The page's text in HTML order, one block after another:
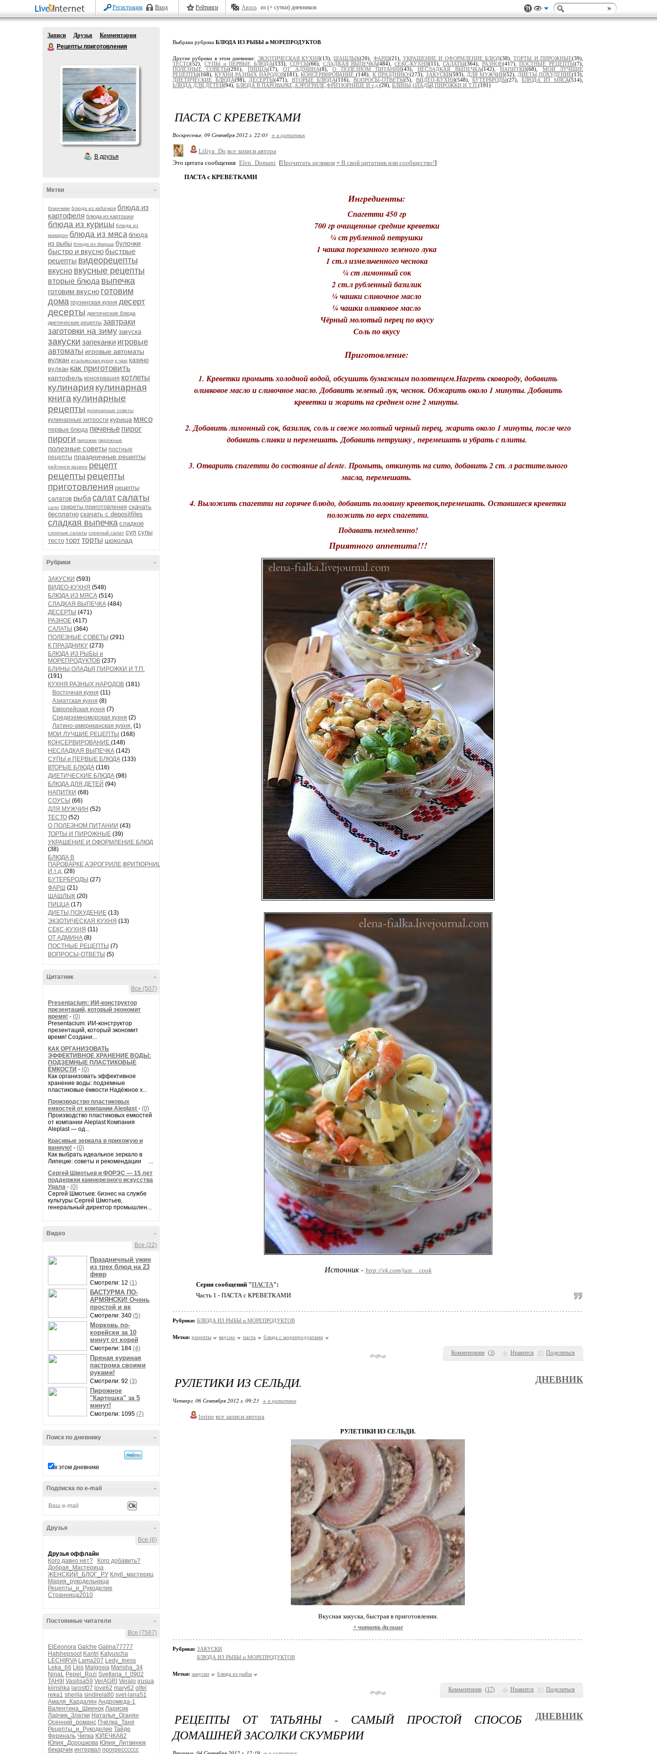
Регистрация Вход Рейтинги Авось из (+ сутки) дневников
Записи Друзья
Комментарии
Рецепты приготовления
В друзья
-
Метки
блинчики блюда из кабачков блюда из
картофеля блюда из картошки
блюда из курицы блюда из
макарон блюда из мяса блюда
из рыбы блюда из фарша булочки
быстро и вкусно быстрые
рецепты видеорецепты
вкусно вкусные рецепты
вторые блюда выпечка
готовим вкусно готовим
дома грузинская кухня десерт
десерты диетические блюда
диетические рецепты завтраки
заготовки на зиму закуска
закуски запеканки игровые
автоматы игровые автоматы
вулкан итальянская кухня к чаю казино
вулкан как приготовить
картофель консервация котлеты
кулинария кулинарная
книга кулинарные
рецепты кулинарные советы
кулинарные хитрости курица мясо
первые блюда печенье пирог
пироги пирожки пирожные
полезные советы постные
рецепты праздничные рецепты
рейтинги казино рецепт
рецепты рецепты
приготовления рецепты
салатов рыбасалатсалаты
сало секреты приготовления скачать
бесплатно скачать с depositfiles
сладкая выпечка сладкое
слоеные салаты слоеный салат суп супы
тесто тортторты шоколад
-
Рубрики
ЗАКУСКИ (593)
ВИДЕО-КУХНЯ (548)
БЛЮДА ИЗ МЯСА (514)
СЛАДКАЯ ВЫПЕЧКА (484)
ДЕСЕРТЫ (471)
РАЗНОЕ (417)
САЛАТЫ (364)
ПОЛЕЗНЫЕ СОВЕТЫ (291)
К ПРАЗДНИКУ (273)
БЛЮДА ИЗ РЫБЫ и
МОРЕПРОДУКТОВ (237)
БЛИНЫ,ОЛАДЬЯ,ПИРОЖКИ И Т.П.
(191)
КУХНЯ РАЗНЫХ НАРОДОВ (181)
Восточная кухня (11)
Азиатская кухня (8)
Европейская кухня (7)
Средиземноморская кухня (2)
Латино-американская кухня. (1)
МОИ ЛУЧШИЕ РЕЦЕПТЫ (168)
КОНСЕРВИРОВАНИЕ (148)
НЕСЛАДКАЯ ВЫПЕЧКА (142)
СУПЫ и ПЕРВЫЕ БЛЮДА (133)
ВТОРЫЕ БЛЮДА (116)
ДИЕТИЧЕСКИЕ БЛЮДА (98)
БЛЮДА ДЛЯ ДЕТЕЙ (94)
НАПИТКИ (68)
СОУСЫ (66)
ДЛЯ МУЖЧИН (52)
ТЕСТО (52)
О ПОЛЕЗНОМ ПИТАНИИ (43)
ТОРТЫ И ПИРОЖНЫЕ (39)
УКРАШЕНИЕ И ОФОРМЛЕНИЕ БЛЮД
(38)
БЛЮДА В
ПАРОВАРКЕ,АЭРОГРИЛЕ,ФРИТЮРНИЦЕ
И т.д. (28)
БУТЕРБРОДЫ (27)
ФАРШ (21)
ШАШЛЫК (20)
ПИЦЦА (17)
ДИЕТЫ,ПОХУДЕНИЕ (13)
ЭКЗОТИЧЕСКАЯ КУХНЯ (13)
СЕКС-КУХНЯ (11)
ОТ АДМИНА (8)
ПОСТНЫЕ РЕЦЕПТЫ (7)
ВОПРОСЫ-ОТВЕТЫ (5)
-
Цитатник
Все (507)
Presentacium: ИИ‑конструктор
презентаций, который экономит
время! - (0)
Presentacium: ИИ‑конструктор
презентаций, который экономит
время! Создани...
КАК ОРГАНИЗОВАТЬ
ЭФФЕКТИВНОЕ ХРАНЕНИЕ ВОДЫ:
ПОДЗЕМНЫЕ ПЛАСТИКОВЫЕ
ЁМКОСТИ - (0)
Как организовать эффективное
хранение воды: подземные
пластиковые ёмкости Надёжное х...
Производство пластиковых
емкостей от компании Aleplast - (0)
Производство пластиковых емкостей
от компании Aleplast Компания
Aleplast — од...
Красивые зеркала в прихожую и
ванную! - (0)
Как выбрать идеальное зеркало в
Липецке: советы и рекомендации ...
Сергей Шмотьев и ФОРЭС — 15 лет
поддержки камнерезного искусства
Урала - (0)
Сергей Шмотьев: бизнес на службе
культуры Сергей Шмотьев,
генеральный директор промышлен...
-
Видео
Все (22)
Праздничный ужин
из трех блюд на 23
февр
Смотрели: 12 (1)
БАСТУРМА ПО-
АРМЯНСКИ! Очень
простой и вк
Смотрели: 340 (5)
Морковь по-
корейски за 10
минут от корей
Смотрели: 184 (4)
Пряная куриная
пастрома своими
руками!
Смотрели: 92 (3)
Пирожное
"Картошка" за 5
минут!
Смотрели: 1095 (7)
-
Поиск по дневнику
в этом дневнике
-
Подписка по e-mail
-
Друзья
Все (6)
Друзья оффлайн
Кого давно нет?
Кого добавить?
Добрая_Мастерица
ЖЕНСКИЙ_БЛОГ_РУ Клуб_мастериц
Мария_рукодельница
Рецепты_и_Рукоделие
Странница2010
-
Постоянные читатели
Все (7567)
ElEeonora Galche Galina77777
Hatshepsoot Kantri Katyuscha
LECHIRVA Lama207 Ledy_Iness
Leka_66 Lkis Malgosia Marisha_34
NinaL Pepel_Rozi Svetlana_I_0902
TAH9I Vasilisa59 VerAGRI Veralo irusua
kiirishka larost07 love62 mary62 olfel
reka1 sherila sindirela80 svet-lana51
Амаля_Кардалян Андромеда-1
Валентина_Шиенок Ларисик
Ларчик_Златки Наталья_Оганян
Осенний_романс Пчёлка_Таня
Рецепты_и_Рукоделие Тайде
Фериналь Чипка ЮЛЕЧКА82
Юлия_Дорошкова Юлия_Литвинюк
бекарчик интервал прогресссссс
Выбрана рубрика БЛЮДА ИЗ РЫБЫ и МОРЕПРОДУКТОВ
Другие рубрики в этом дневнике: ЭКЗОТИЧЕСКАЯ КУХНЯ(13),ШАШЛЫК(20), ФАРШ(21),УКРАШЕНИЕ И ОФОРМЛЕНИЕ БЛЮД(38),ТОРТЫ И ПИРОЖНЫЕ(39),
ТЕСТО(52), СУПЫ и ПЕРВЫЕ БЛЮДА(133), СОУСЫ(66), СЛАДКАЯ ВЫПЕЧКА(484), СЕКС-КУХНЯ(11), САЛАТЫ(364), РАЗНОЕ(417),ПОСТНЫЕ РЕЦЕПТЫ(7),
ПОЛЕЗНЫЕ СОВЕТЫ(291), ПИЦЦА(17),ОТ АДМИНА(8),О ПОЛЕЗНОМ ПИТАНИИ(43),НЕСЛАДКАЯ ВЫПЕЧКА(142),НАПИТКИ(68), МОИ ЛУЧШИЕ
РЕЦЕПТЫ(168),КУХНЯ РАЗНЫХ НАРОДОВ(181),КОНСЕРВИРОВАНИЕ(148), К ПРАЗДНИКУ(273), ЗАКУСКИ(593), ДЛЯ МУЖЧИН(52), ДИЕТЫ,ПОХУДЕНИЕ(13),
ДИЕТИЧЕСКИЕ БЛЮДА(98), ДЕСЕРТЫ(471), ВТОРЫЕ БЛЮДА(116),ВОПРОСЫ-ОТВЕТЫ(5), ВИДЕО-КУХНЯ(548),БУТЕРБРОДЫ(27), БЛЮДА ИЗ МЯСА(514),
БЛЮДА ДЛЯ ДЕТЕЙ(94), БЛЮДА В ПАРОВАРКЕ,АЭРОГРИЛЕ,ФРИТЮРНИЦЕ И т.д. (28), БЛИНЫ,ОЛАДЬЯ,ПИРОЖКИ И Т.П. (191)
Комментарии (3) Нравится Поделиться
ПАСТА С КРЕВЕТКАМИ
Воскресенье, 09 Сентября 2012 г. 22:03 + в цитатник
Liliya_Do все записи автора
Это цитата сообщения Elen_Domani [Прочитать целиком + В свой цитатник или сообщество!]
ПАСТА с КРЕВЕТКАМИ
Ингредиенты:
Спагетти 450 гр
700 гр очищенные средние креветки
¼ ст рубленной петрушки
1 чашка порезанного зеленого лука
1 ст.л измельченного чеснока
¼ ст лимонный сок
2 ст.л рубленный базилик
¼ чашки сливочное масло
¼ чашки оливковое масло
Чёрный молотый перец по вкусу
Соль по вкусу
Приготовление:
1. Креветки промыть холодной водой, обсушить бумажным полотенцем.Нагреть сковороду, добавить
оливковое масло и сливочное масло. Добавить зеленый лук, чеснок. Обжарить около 1 минуты. Добавить
креветки и жарить на среднем огне 2 минуты.
2. Добавить лимонный сок, базилик, соль и свеже молотый черный перец, жарить около 1 минуты, после чего
добавить сливки и перемешать. Добавить петрушку , перемешать и убрать с плиты.
3. Отварить спагетти до состояние al dente. Промыть, откинуть на сито, добавить 2 ст. л растительного
масла, перемешать.
4. Выложить спагетти на горячее блюдо, добавить половину креветок,перемешать. Оставшиеся креветки
положить по верх спагетти.
Подавать немедленно!
Приятного аппетита!!!
Источник - http://vk.com/just__cook
Серия сообщений "ПАСТА":
Часть 1 - ПАСТА с КРЕВЕТКАМИ
Рубрики: БЛЮДА ИЗ РЫБЫ и МОРЕПРОДУКТОВ
Метки: рецепты вкусно паста блюда с морепродуктами
Комментарии (17) Нравится Поделиться
РУЛЕТИКИ ИЗ СЕЛЬДИ. ДНЕВНИК
Четверг, 06 Сентября 2012 г. 09:23 + в цитатник
lorine все записи автора
РУЛЕТИКИ ИЗ СЕЛЬДИ.
Вкусная закуска, быстрая в приготовлении.
+ читать дальше
Рубрики: ЗАКУСКИ
БЛЮДА ИЗ РЫБЫ и МОРЕПРОДУКТОВ
Метки: закуски блюда из рыбы
РЕЦЕПТЫ ОТ ТАТЬЯНЫ - САМЫЙ ПРОСТОЙ СПОСОБ
ДОМАШНЕЙ ЗАСОЛКИ СКУМБРИИ
ДНЕВНИК